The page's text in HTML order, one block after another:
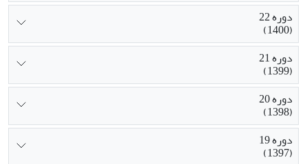
دوره 22
(1400)
دوره 21
(1399)
دوره 20
(1398)
دوره 19
(1397)